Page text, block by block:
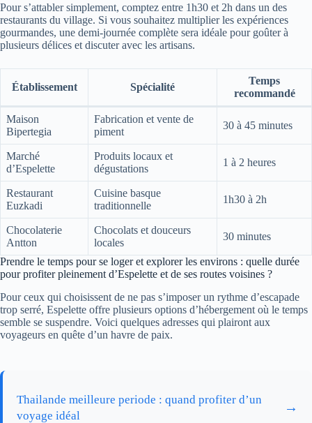
Pour s’attabler simplement, comptez entre 1h30 et 2h dans un des
restaurants du village. Si vous souhaitez multiplier les expériences
gourmandes, une demi-journée complète sera idéale pour goûter à
plusieurs délices et discuter avec les artisans.
Établissement Spécialité
Temps
recommandé
Maison
Bipertegia
Fabrication et vente de
piment
30 à 45 minutes
Marché
d’Espelette
Produits locaux et
dégustations
1 à 2 heures
Restaurant
Euzkadi
Cuisine basque
traditionnelle
1h30 à 2h
Chocolaterie
Antton
Chocolats et douceurs
locales
30 minutes
Prendre le temps pour se loger et explorer les environs : quelle durée
pour profiter pleinement d’Espelette et de ses routes voisines ?
Pour ceux qui choisissent de ne pas s’imposer un rythme d’escapade
trop serré, Espelette offre plusieurs options d’hébergement où le temps
semble se suspendre. Voici quelques adresses qui plairont aux
voyageurs en quête d’un havre de paix.
Thailande meilleure periode : quand profiter d’un
voyage idéal
→